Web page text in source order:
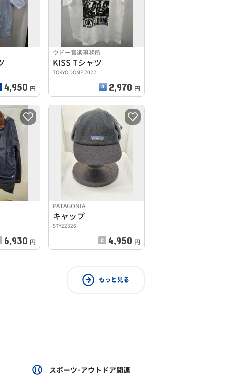
4,950 円
ウドー音楽事務所
KISS Tシャツ
TOKYO DOME 2022
2,970 円
6,930 円
PATAGONIA
キャップ
STY22326
4,950 円
もっと見る
スポーツ･アウトドア関連